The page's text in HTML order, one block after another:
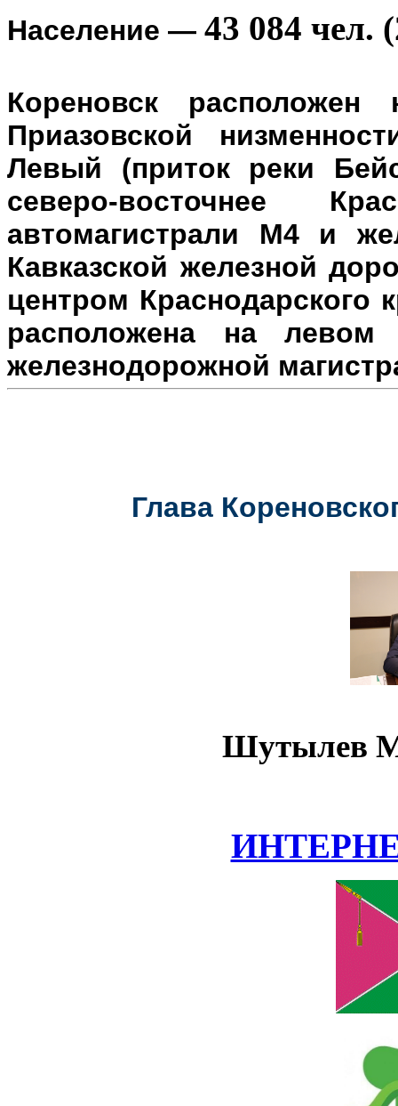
Население — 43 084 чел.
Кореновск
Приазовской
Левый (приток реки
северо-восточнее
автомагистрали М4 и
Кавказской железной
центром Краснодарского
расположена на левом
железнодорожной
Глава
Шутылев